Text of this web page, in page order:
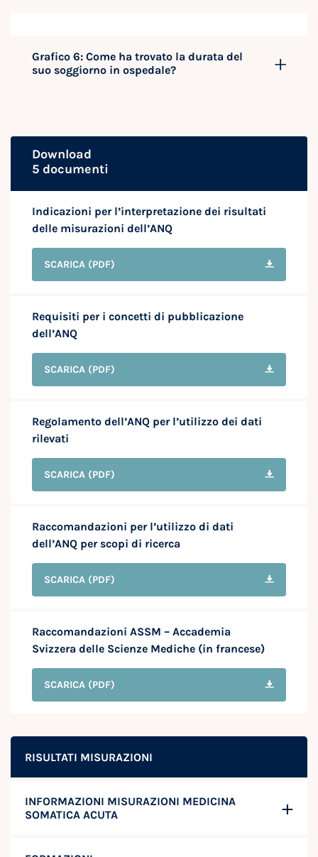
RISULTATI MISURAZIONI
INFORMAZIONI MISURAZIONI MEDICINA
SOMATICA ACUTA
Grafico 6: Come ha trovato la durata del
suo soggiorno in ospedale?
Download
5 documenti
Indicazioni per l’interpretazione dei risultati
delle misurazioni dell’ANQ
SCARICA (PDF)
Requisiti per i concetti di pubblicazione
dell’ANQ
SCARICA (PDF)
Regolamento dell’ANQ per l’utilizzo dei dati
rilevati
SCARICA (PDF)
Raccomandazioni per l’utilizzo di dati
dell’ANQ per scopi di ricerca
SCARICA (PDF)
Raccomandazioni ASSM – Accademia
Svizzera delle Scienze Mediche (in francese)
SCARICA (PDF)